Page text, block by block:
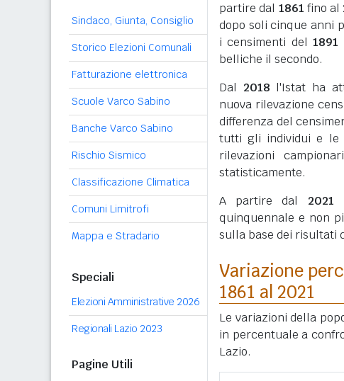
Sindaco, Giunta, Consiglio
Storico Elezioni Comunali
Fatturazione elettronica
Scuole Varco Sabino
Banche Varco Sabino
Rischio Sismico
Classificazione Climatica
Comuni Limitrofi
Mappa e Stradario
Speciali
Elezioni Amministrative 2026
Regionali Lazio 2023
Pagine Utili
partire dal 1861 fino al
dopo soli cinque anni
i censimenti del1891
belliche il secondo.
Dal 2018 l'Istat ha
nuova rilevazione
differenza del
tutti gli individui e le
rilevazioni
statisticamente.
A partire dal 2021
quinquennale e non
sulla base dei risultati
Variazione
1861 al 2021
Le variazioni della
in percentuale a
Lazio.